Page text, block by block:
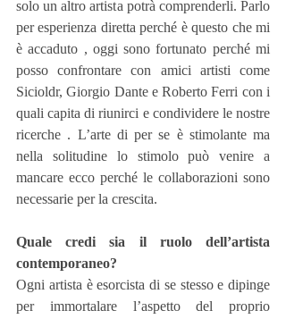
solo un altro artista potrà comprenderli. Parlo
per esperienza diretta perché è questo che mi
è accaduto , oggi sono fortunato perché mi
posso confrontare con amici artisti come
Sicioldr, Giorgio Dante e Roberto Ferri con i
quali capita di riunirci e condividere le nostre
ricerche . L’arte di per se è stimolante ma
nella solitudine lo stimolo può venire a
mancare ecco perché le collaborazioni sono
necessarie per la crescita.
Quale credi sia il ruolo dell’artista
contemporaneo?
Ogni artista è esorcista di se stesso e dipinge
per immortalare l’aspetto del proprio